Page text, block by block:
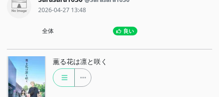
2026-04-27 13:48
全体 良い
薫る花は凛と咲く